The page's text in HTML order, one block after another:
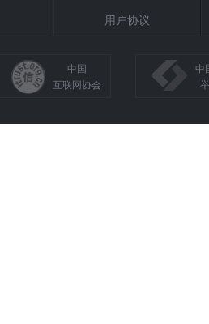
用户协议
中国
互联网协会
中